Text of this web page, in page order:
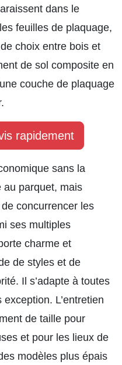
dans le
feuilles de plaquage,
choix entre bois et
de sol composite en
couche de plaquage
rapidement
sans la
au parquet, mais
concurrencer les
ses multiples
charme et
de styles et de
Il s’adapte à toutes
L’entretien
de taille pour
et pour les lieux de
modèles plus épais